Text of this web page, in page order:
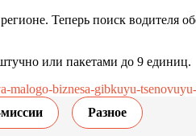
Теперь поиск водителя
или пакетами до 9 единиц.
biznesa-gibkuyu-
Разное